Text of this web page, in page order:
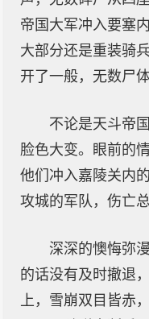
帝国大军冲入要塞
大部分还是重装骑
开了一般，无数尸
不论是天斗帝
脸色大变。眼前的
他们冲入嘉陵关内
攻城的军队，伤亡
深深的懊悔弥
的话没有及时撤退
上，雪崩双目皆赤